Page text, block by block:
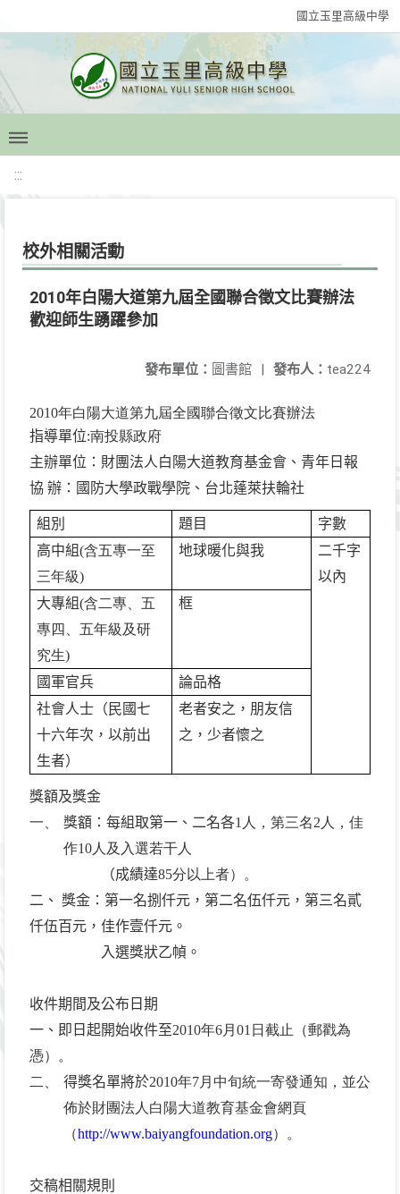
國立玉里高級中學
:::
校外相關活動
2010年白陽大道第九屆全國聯合徵文比賽辦法
歡迎師生踴躍參加
發布人： tea224
發布單位： 圖書館 |
2010年白陽大道第九屆全國聯合徵文比賽辦法
指導單位:南投縣政府
主辦單位：財團法人白陽大道教育基金會、青年日報
協 辦：國防大學政戰學院、台北蓬萊扶輪社
組別 題目
字數
高中組(含五專一至
三年級)
地球暖化與我
二千字
以內
大專組(含二專、五
專四、五年級及研
究生)
框
國軍官兵
論品格
社會人士（民國七
十六年次，以前出
生者）
老者安之，朋友信
之，少者懷之
獎額及獎金
一、
獎額：每組取第一、二名各1人，第三名2人，佳
作10人及入選若干人
（成績達85分以上者）。
二、 獎金：第一名捌仟元，第二名伍仟元，第三名貳
仟伍百元，佳作壹仟元。
入選獎狀乙幀。
收件期間及公布日期
一、即日起開始收件至2010年6月01日截止（郵戳為
憑）。
二、
得獎名單將於2010年7月中旬統一寄發通知，並公
佈於財團法人白陽大道教育基金會網頁
（http://www.baiyangfoundation.org）。
交稿相關規則